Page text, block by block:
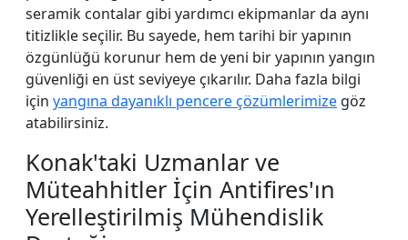
seramik contalar gibi yardımcı ekipmanlar da aynı
titizlikle seçilir. Bu sayede, hem tarihi bir yapının
özgünlüğü korunur hem de yeni bir yapının yangın
güvenliği en üst seviyeye çıkarılır. Daha fazla bilgi
için yangına dayanıklı pencere çözümlerimize göz
atabilirsiniz.
Konak'taki Uzmanlar ve
Müteahhitler İçin Antifires'ın
Yerelleştirilmiş Mühendislik